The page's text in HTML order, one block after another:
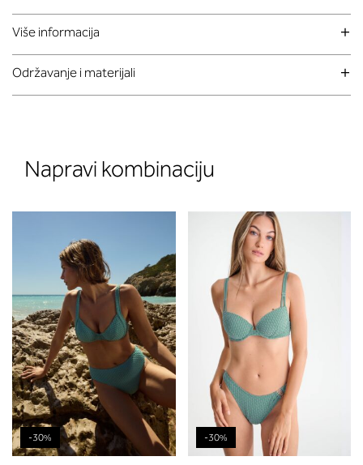
Više informacija
Održavanje i materijali
Napravi kombinaciju
-30% -30%